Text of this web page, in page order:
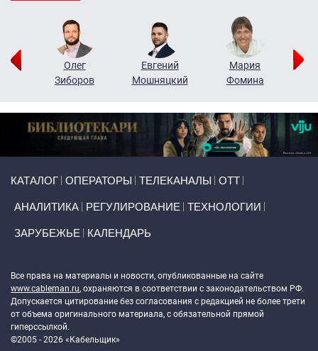
Олег
Зиборов
Евгений
Мошняцкий
Мария
Фомина
КАТАЛОГ ОПЕРАТОРЫ ТЕЛЕКАНАЛЫ ОТТ
АНАЛИТИКА РЕГУЛИРОВАНИЕ ТЕХНОЛОГИИ
ЗАРУБЕЖЬЕ КАЛЕНДАРЬ
Все права на материалы и новости, опубликованные на сайте
www.cableman.ru, охраняются в соответствии с законодательством РФ.
Допускается цитирование без согласования с редакцией не более трети
от объема оригинального материала, с обязательной прямой
гиперссылкой.
©2005 - 2026 «Кабельщик»